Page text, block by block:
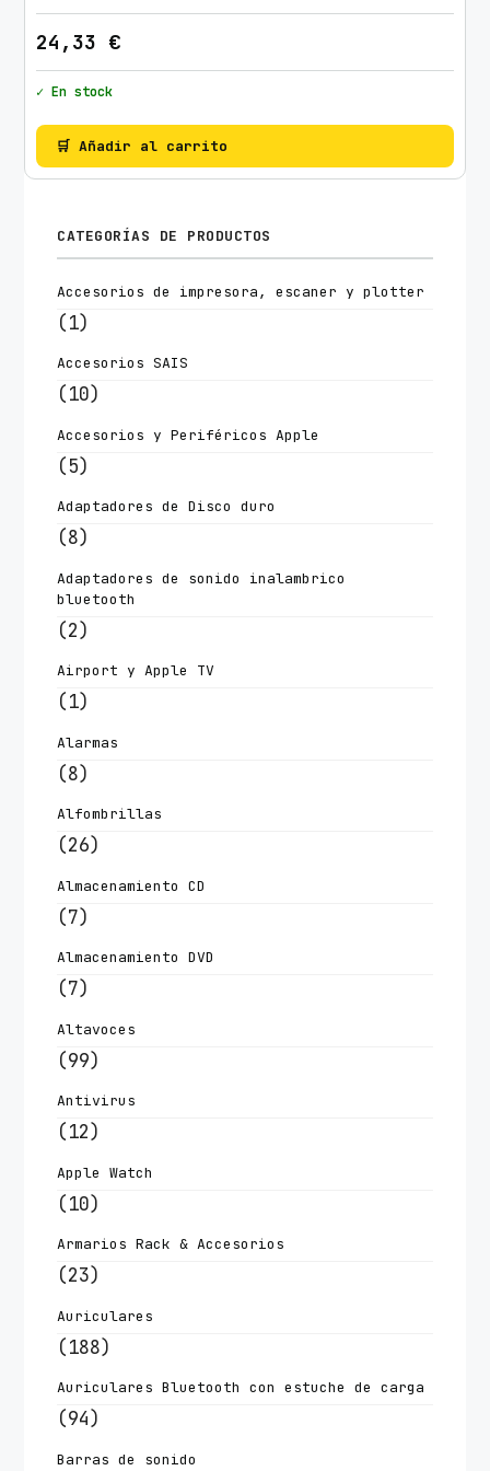
24,33 €
✓ En stock
🛒 Añadir al carrito
CATEGORÍAS DE PRODUCTOS
Accesorios de impresora, escaner y plotter
(1)
Accesorios SAIS
(10)
Accesorios y Periféricos Apple
(5)
Adaptadores de Disco duro
(8)
Adaptadores de sonido inalambrico
bluetooth
(2)
Airport y Apple TV
(1)
Alarmas
(8)
Alfombrillas
(26)
Almacenamiento CD
(7)
Almacenamiento DVD
(7)
Altavoces
(99)
Antivirus
(12)
Apple Watch
(10)
Armarios Rack & Accesorios
(23)
Auriculares
(188)
Auriculares Bluetooth con estuche de carga
(94)
Barras de sonido